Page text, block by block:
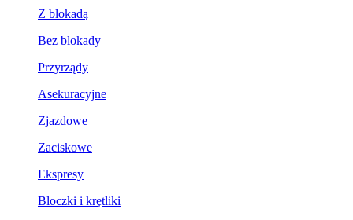
Z blokadą
Bez blokady
Przyrządy
Asekuracyjne
Zjazdowe
Zaciskowe
Ekspresy
Bloczki i krętliki